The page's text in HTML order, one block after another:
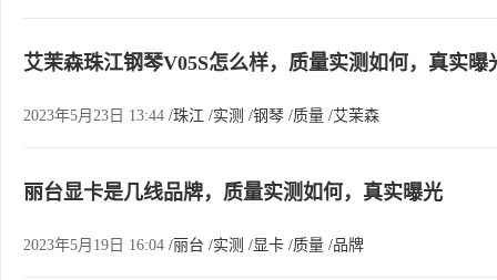
艾茉森珠江钢琴V05S怎么样，质量实测如何，真实曝
2023年5月23日 13:44 /珠江 /实测 /钢琴 /质量 /艾茉森
丽台显卡是几线品牌，质量实测如何，真实曝光
2023年5月19日 16:04 /丽台 /实测 /显卡 /质量 /品牌